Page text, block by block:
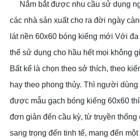
Nắm bắt được nhu cầu sử dụng
các nhà sản xuất cho ra đời ngày
lát nền 60x60 bóng kiếng mới Với
thể sử dụng cho hầu hết mọi không
Bất kể là chọn theo sở thích, theo
hay theo phong thủy. Thì người dùng
được mẫu gạch bóng kiếng 60x60
đơn giản đến cầu kỳ, từ truyền thống
sang trọng đến tinh tế, mang đến